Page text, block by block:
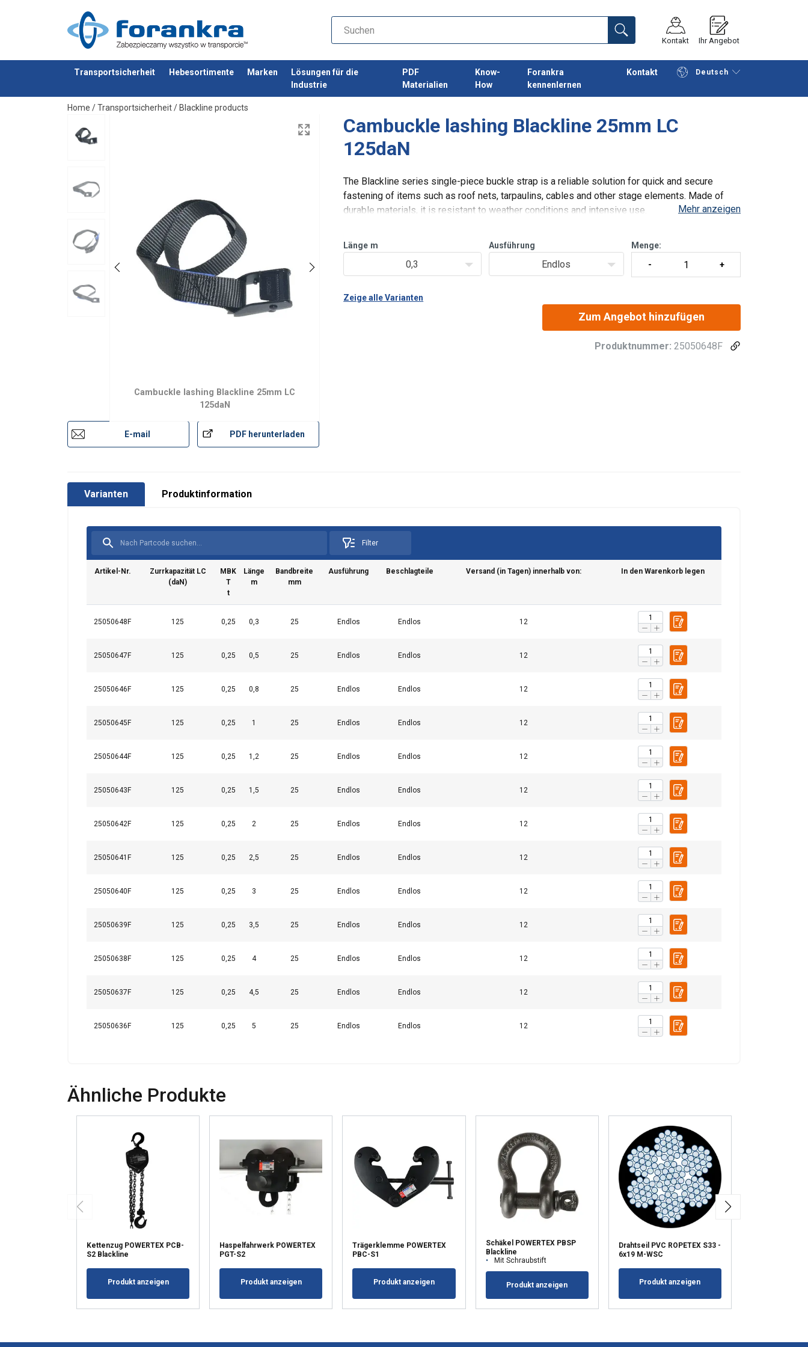
Kontakt Ihr Angebot
Transportsicherheit Hebesortimente Marken
Lösungen für die
Industrie
PDF
Materialien
Know-
How
Forankra
kennenlernen
Kontakt Deutsch
Anfragen Fortfahren Anfrage senden
Home /Transportsicherheit/ Blackline products
Cambuckle lashing Blackline 25mm LC
125daN
Cambuckle lashing Blackline 25mm LC
125daN
E-mail PDF herunterladen
The Blackline series single-piece buckle strap is a reliable solution for quick and secure
fastening of items such as roof nets, tarpaulins, cables and other stage elements. Made of
durable materials, it is resistant to weather conditions and intensive use.
Mehr anzeigen
Länge m
0,3
Ausführung
Endlos
Menge:
Zeige alle Varianten
Zum Angebot hinzufügen
Produktnummer: 25050648F
Varianten Produktinformation
Filter
Artikel-Nr.
Zurrkapazität LC
(daN)
MBK
T
t
Länge
m
Bandbreite
mm
Ausführung Beschlagteile Versand (in Tagen) innerhalb von: In den Warenkorb legen
25050648F 125 0,25 0,3 25 Endlos Endlos 12
25050647F 125 0,25 0,5 25 Endlos Endlos 12
25050646F 125 0,25 0,8 25 Endlos Endlos 12
25050645F 125 0,25 1 25 Endlos Endlos 12
25050644F 125 0,25 1,2 25 Endlos Endlos 12
25050643F 125 0,25 1,5 25 Endlos Endlos 12
25050642F 125 0,25 2 25 Endlos Endlos 12
25050641F 125 0,25 2,5 25 Endlos Endlos 12
25050640F 125 0,25 3 25 Endlos Endlos 12
25050639F 125 0,25 3,5 25 Endlos Endlos 12
25050638F 125 0,25 4 25 Endlos Endlos 12
25050637F 125 0,25 4,5 25 Endlos Endlos 12
25050636F 125 0,25 5 25 Endlos Endlos 12
Ähnliche Produkte
Kettenzug POWERTEX PCB-
S2 Blackline
Produkt anzeigen
Haspelfahrwerk POWERTEX
PGT-S2
Produkt anzeigen
Trägerklemme POWERTEX
PBC-S1
Produkt anzeigen
Schäkel POWERTEX PBSP
Blackline
Mit Schraubstift
Produkt anzeigen
Drahtseil PVC ROPETEX S33 -
6x19 M-WSC
Produkt anzeigen
analitycznym, którzy mogą łączyć je z innymi informacjami, które im przekazałeś lub które zebrali w